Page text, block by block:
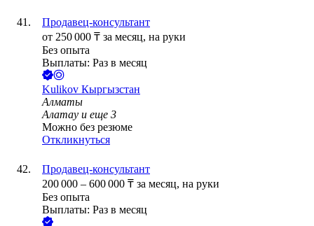
Продавец-консультант
от 250 000 ₸ за месяц, на руки
Без опыта
Выплаты: Раз в месяц
Kulikov Кыргызстан
Алматы
Алатау и еще 3
Можно без резюме
Откликнуться
Продавец-консультант
200 000 – 600 000 ₸ за месяц, на руки
Без опыта
Выплаты: Раз в месяц